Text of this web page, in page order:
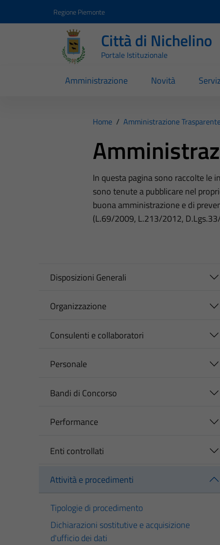
Regione Piemonte
Città di Nichelino
Portale Istituzionale
Amministrazione Novità
Home / Amministrazione
In questa pagina sono raccolte le
sono tenute a pubblicare nel
buona amministrazione e di
(L.69/2009, L.213/2012,
Disposizioni Generali
Organizzazione
Consulenti e collaboratori
Personale
Bandi di Concorso
Performance
Enti controllati
Attività e procedimenti
Tipologie di procedimento
Dichiarazioni sostitutive e acquisizione
d'ufficio dei dati